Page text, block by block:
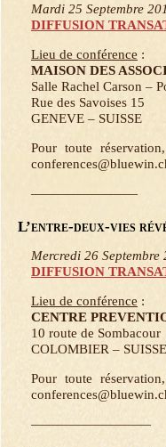
Mardi 25 Septembre
DIFFUSION
Lieu de conférence :
MAISON DES
Salle Rachel Carson –
Rue des Savoises 15
GENEVE – SUISSE
Pour toute
————————
L’entre-deux-vies
Mercredi 26 Septembre
DIFFUSION
Lieu de conférence :
CENTRE
10 route de Sombacour
COLOMBIER – SUISSE
Pour toute
—————————